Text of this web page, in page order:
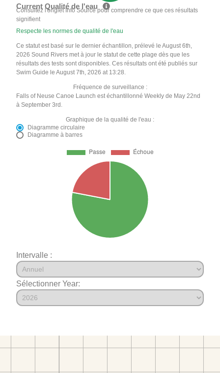
Current Qualité de l'eau
Consultez l'onglet Info Source pour comprendre ce que ces résultats
signifient
Respecte les normes de qualité de l'eau
Ce statut est basé sur le dernier échantillon, prélevé le August 6th,
2026 Sound Rivers met à jour le statut de cette plage dès que les
résultats des tests sont disponibles. Ces résultats ont été publiés sur
Swim Guide le August 7th, 2026 at 13:28.
Fréquence de surveillance :
Falls of Neuse Canoe Launch est échantillonné Weekly de May 22nd
à September 3rd.
Graphique de la qualité de l'eau :
Diagramme circulaire
Diagramme à barres
Intervalle :
Sélectionner Year: